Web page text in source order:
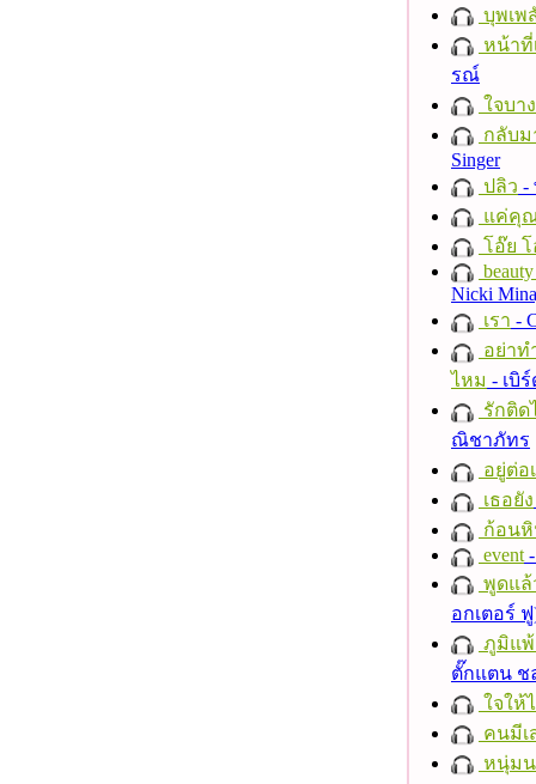
บุพเพ
หน้าที่
รณ์
ใจบาง
กลับม
Singer
ปลิว -
แค่คุ
โอ๊ย
Nicki
เรา -
อย่าท
ไหม - เบิ
รักติด
ณิชาภัทร
อยู่ต่อ
เธอยัง
ก้อน
event
พูดแล้
อกเตอร์
ภูมิแพ้
ตั๊กแตน ช
ใจให้
คนมีเ
หนุ่มน